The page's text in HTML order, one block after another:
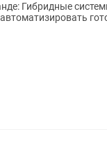
Гибридные